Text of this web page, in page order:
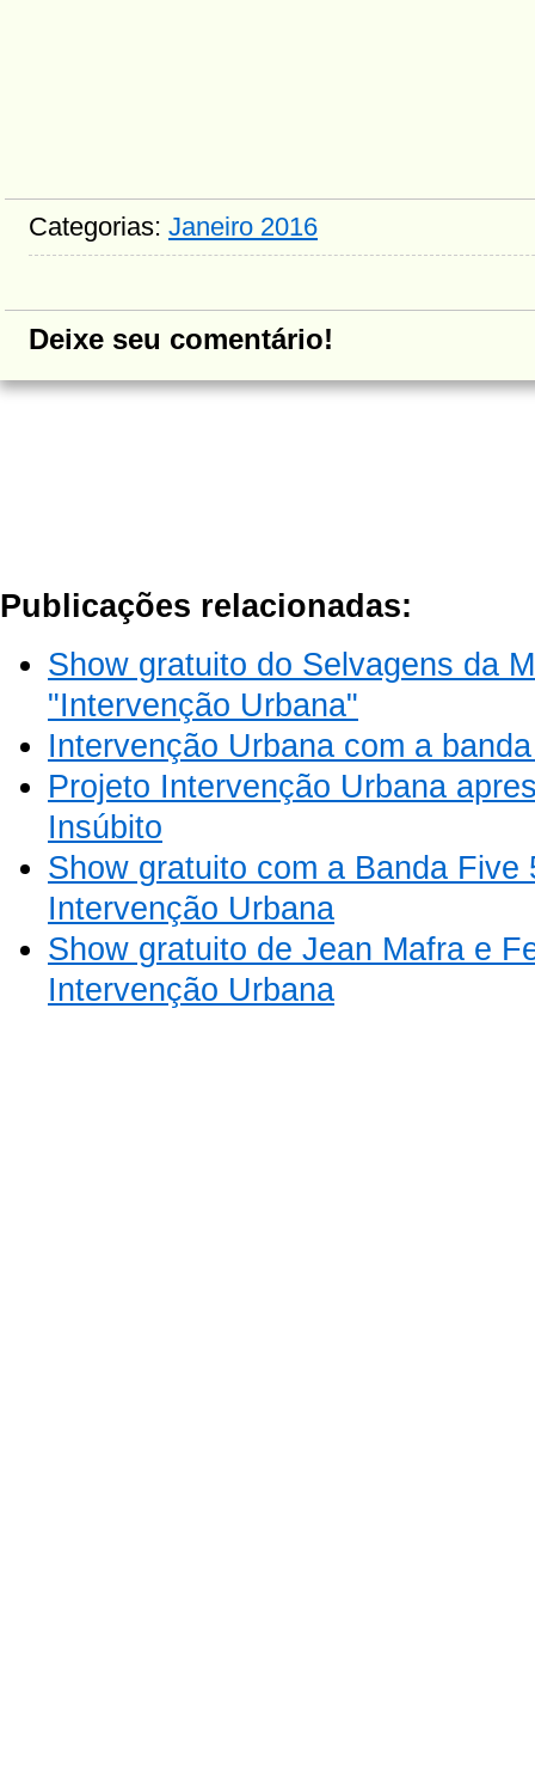
Categorias: Janeiro 2016
Deixe seu comentário!
Publicações relacionadas:
Show gratuito do Selvagens da
"Intervenção Urbana"
Intervenção Urbana com a
Projeto Intervenção Urbana
Insúbito
Show gratuito com a Banda Five
Intervenção Urbana
Show gratuito de Jean Mafra e
Intervenção Urbana